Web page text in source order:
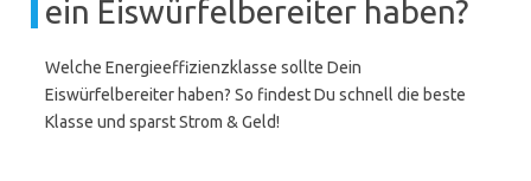
ein Eiswürfelbereiter haben?
Welche Energieeffizienzklasse sollte Dein
Eiswürfelbereiter haben? So findest Du schnell die beste
Klasse und sparst Strom & Geld!